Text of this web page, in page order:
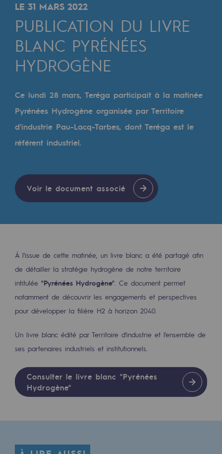
Digitalisation
Transversalité et Collaboratif
Notre culture et nos valeurs
Une organisation certifiée
Notre organisation
Notre organisation
Gouvernance
Publications institutionnelles
Où nous trouver
Les énergies d'avenir
Notre vision
Gaz renouvelables et procédés durables
Gaz renouvelables et procédés
Méthanation
Nouveaux usages
Espace pédagogique
LE 31 MARS 2022
PUBLICATION DU LIVRE
BLANC PYRÉNÉES
HYDROGÈNE
Ce lundi 28 mars, Teréga participait à la matinée
Pyrénées Hydrogène organisée par Territoire
d'industrie Pau-Lacq-Tarbes, dont Teréga est le
référent industriel.
Voir le document associé
À l'issue de cette matinée, un livre blanc a été partagé afin
de détailler la stratégie hydrogène de notre territoire
intitulée "Pyrénées Hydrogène" . Ce document permet
notamment de découvrir les engagements et perspectives
pour développer la filière H2 à horizon 2040.
Un livre blanc édité par Territoire d'industrie et l'ensemble de
ses partenaires industriels et institutionnels.
Consulter le livre blanc "Pyrénées
Hydrogène"